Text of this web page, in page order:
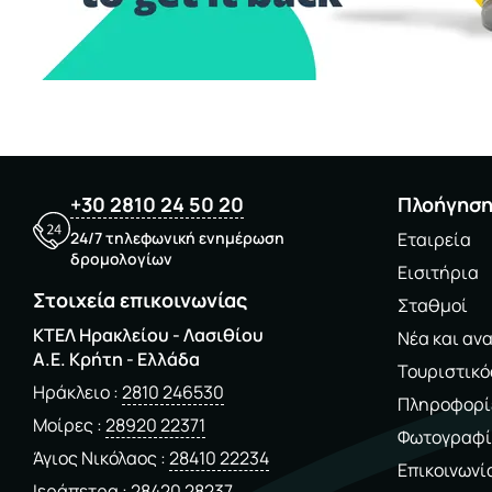
+30 2810 24 50 20
24/7 τηλεφωνική ενημέρωση
δρομολογίων
Στοιχεία επικοινωνίας
ΚΤΕΛ Ηρακλείου - Λασιθίου
A.E. Kρήτη - Ελλάδα
Ηράκλειο 2810 246530
Μοίρες 28920 22371
Άγιος Νικόλαος 28410 22234
Πλοήγηση
Εταιρεία
Εισιτήρια
Σταθμοί
Νέα και